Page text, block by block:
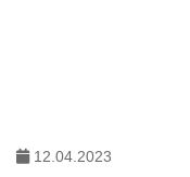
12.04.2023